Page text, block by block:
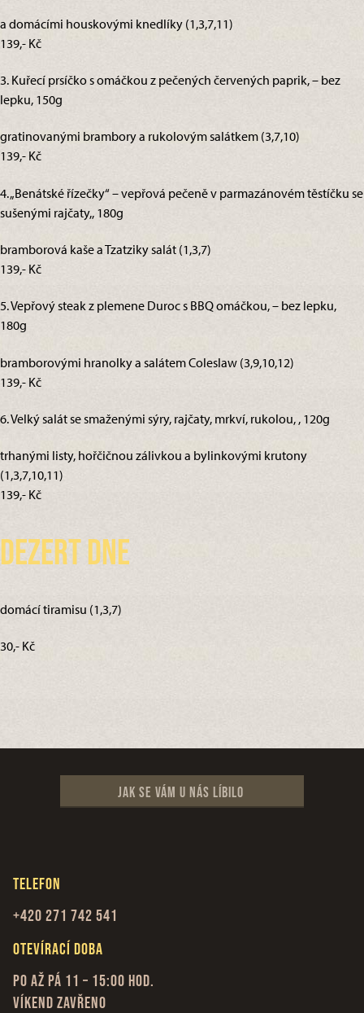
a domácími houskovými knedlíky (1,3,7,11)
139,- Kč
3. Kuřecí prsíčko s omáčkou z pečených červených paprik, – bez
lepku, 150g
gratinovanými brambory a rukolovým salátkem (3,7,10)
139,- Kč
4. „Benátské řízečky“ – vepřová pečeně v parmazánovém těstíčku se
sušenými rajčaty,, 180g
bramborová kaše a Tzatziky salát (1,3,7)
139,- Kč
5. Vepřový steak z plemene Duroc s BBQ omáčkou, – bez lepku,
180g
bramborovými hranolky a salátem Coleslaw (3,9,10,12)
139,- Kč
6. Velký salát se smaženými sýry, rajčaty, mrkví, rukolou, , 120g
trhanými listy, hořčičnou zálivkou a bylinkovými krutony
(1,3,7,10,11)
139,- Kč
Dezert dne
domácí tiramisu (1,3,7)
30,- Kč
Jak se vám u nás líbilo
Telefon
+420 271 742 541
Otevírací doba
Po až Pá 11 – 15:00 hod.
Víkend zavřeno